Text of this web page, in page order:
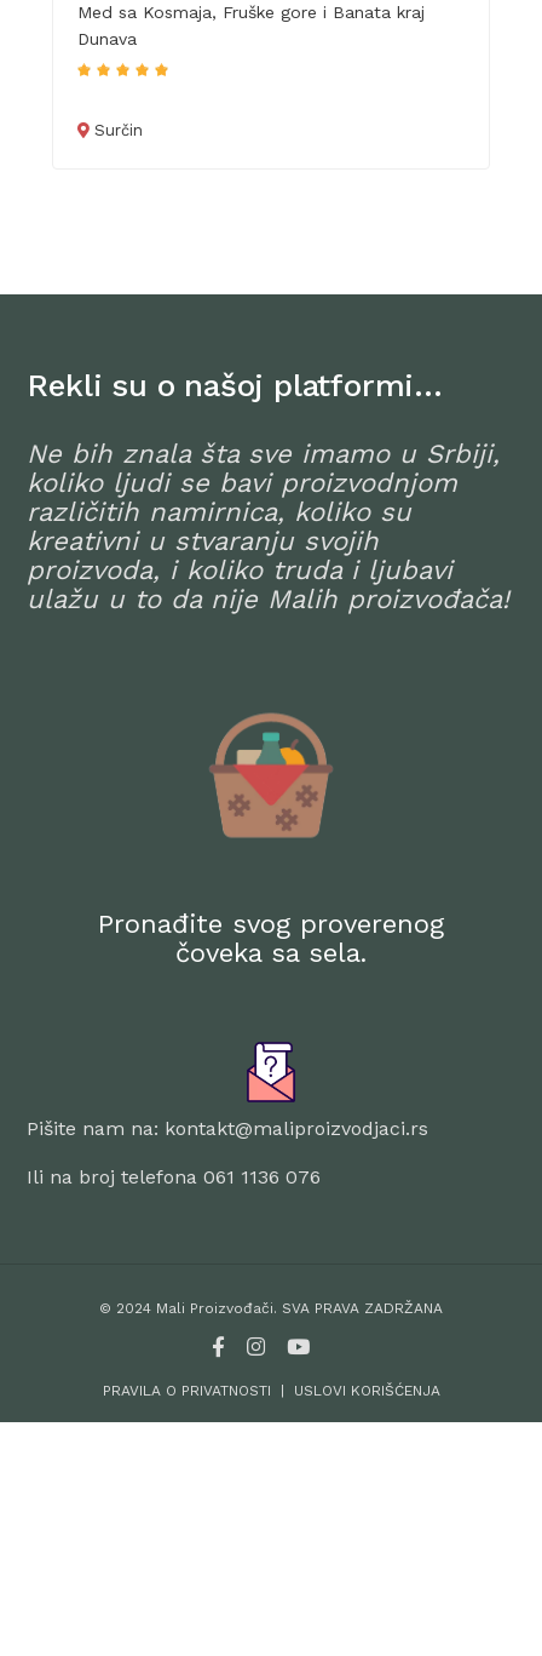
Med sa Kosmaja, Fruške gore i Banata kraj
Dunava
Surčin
Rekli su o našoj platformi…
Ne bih znala šta sve imamo u Srbiji,
koliko ljudi se bavi proizvodnjom
različitih namirnica, koliko su
kreativni u stvaranju svojih
proizvoda, i koliko truda i ljubavi
ulažu u to da nije Malih proizvođača!
Pronađite svog proverenog
čoveka sa sela.
Pišite nam na: kontakt@maliproizvodjaci.rs
Ili na broj telefona 061 1136 076
© 2024 Mali Proizvođači. SVA PRAVA ZADRŽANA
PRAVILA O PRIVATNOSTI | USLOVI KORIŠĆENJA